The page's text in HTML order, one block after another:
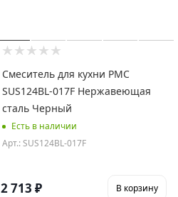
Смеситель для кухни РМС
SUS124BL-017F Нержавеющая
сталь Черный
Есть в наличии
Арт.: SUS124BL-017F
2 713 ₽ В корзину